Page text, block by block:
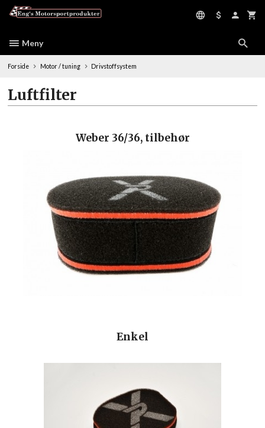
Meny
Forside Motor / tuning Drivstoffsystem
Luftfilter
Weber 36/36, tilbehør
Enkel